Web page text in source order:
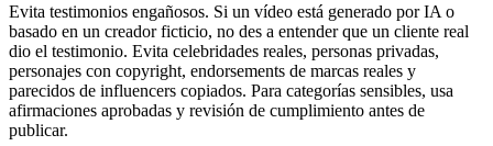
Evita testimonios engañosos. Si un vídeo está generado por IA o
basado en un creador ficticio, no des a entender que un cliente real
dio el testimonio. Evita celebridades reales, personas privadas,
personajes con copyright, endorsements de marcas reales y
parecidos de influencers copiados. Para categorías sensibles, usa
afirmaciones aprobadas y revisión de cumplimiento antes de
publicar.